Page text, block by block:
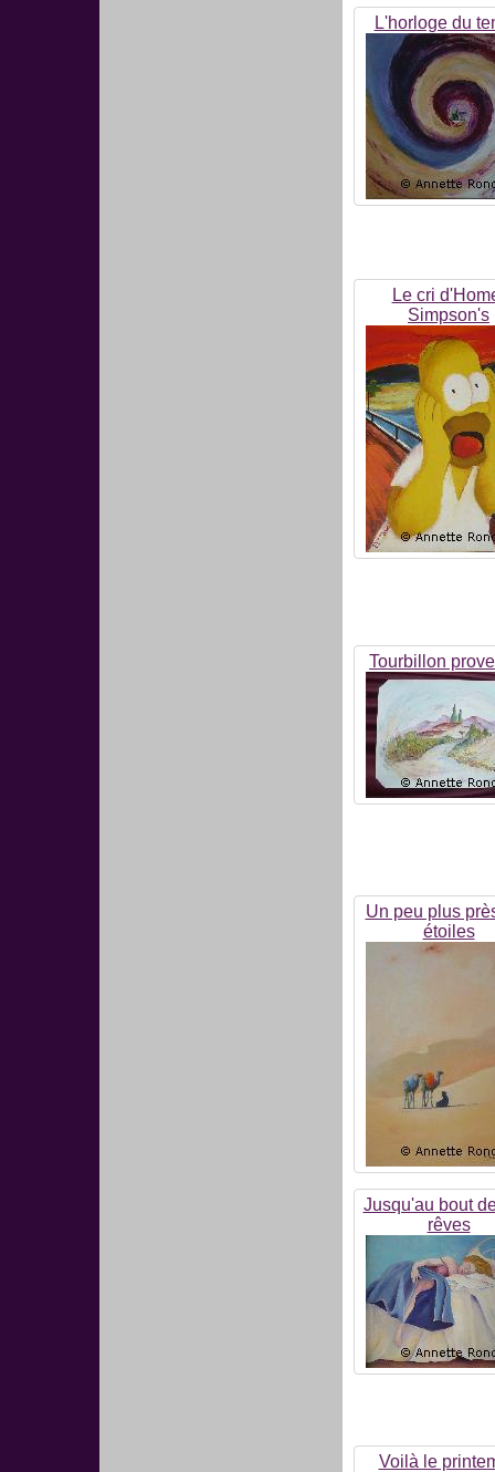
L'horloge du
Le cri
Simpson's
Tourbillon
Un peu plus
étoiles
Jusqu'au bout
rêves
Voilà le